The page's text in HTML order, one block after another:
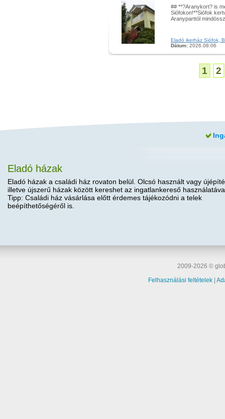
## **?Aranykort? is
Siófokon!**Siófok
Aranyparttól
Eladó ikerház Siófok,
Dátum: 2026.08.06
1 2
Eladó házak
Eladó házak a családi ház rovaton belül. Olcsó használt vagy
illetve újszerű házak között kereshet az ingatlankereső
Tipp: Családi ház vásárlása előtt érdemes tájékozódni a telek
beépíthetőségéről is.
2009-2026 ©
Felhasználási feltételek